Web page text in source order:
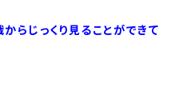
らじっくり見ることができて